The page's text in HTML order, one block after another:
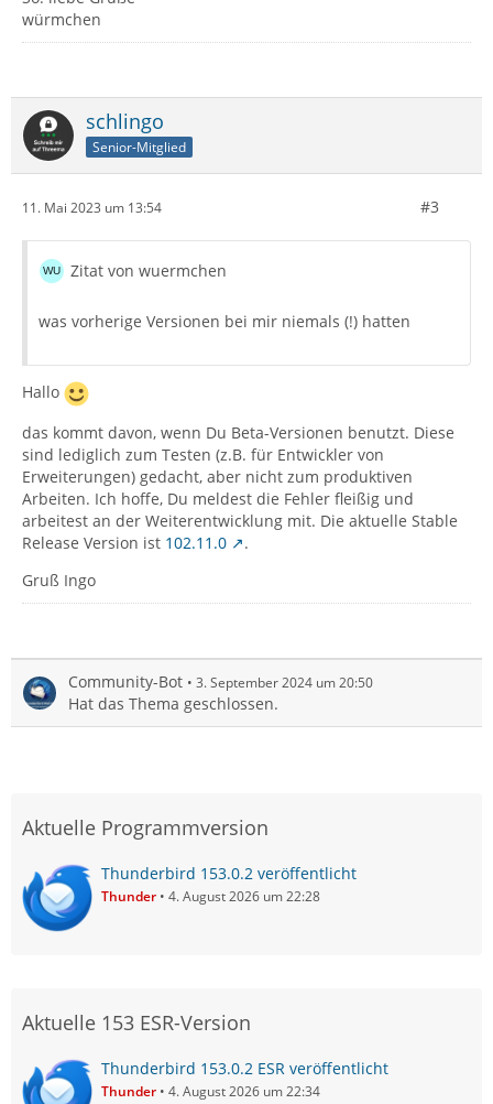
würmchen
schlingo
Senior-Mitglied
11. Mai 2023 um 13:54 #3
Zitat von wuermchen
was vorherige Versionen bei mir niemals (!) hatten
Hallo
das kommt davon, wenn Du Beta-Versionen benutzt. Diese
sind lediglich zum Testen (z.B. für Entwickler von
Erweiterungen) gedacht, aber nicht zum produktiven
Arbeiten. Ich hoffe, Du meldest die Fehler fleißig und
arbeitest an der Weiterentwicklung mit. Die aktuelle Stable
Release Version ist 102.11.0
.
Gruß Ingo
Community-Bot 3. September 2024 um 20:50
Hat das Thema geschlossen.
Aktuelle Programmversion
Thunderbird 153.0.2 veröffentlicht
Thunder 4. August 2026 um 22:28
Aktuelle 153 ESR-Version
Thunderbird 153.0.2 ESR veröffentlicht
Thunder 4. August 2026 um 22:34